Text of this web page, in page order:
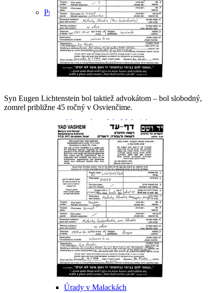
Praktické informácie
Ako sa dostať do Malaciek
Ubytovanie v Malackách
Cyklomapa Malaciek
Úrady v Malackách
Syn Eugen Lichtenstein bol taktiež advokátom – bol slobodný,
zomrel približne 45 ročný v Osvienčime.